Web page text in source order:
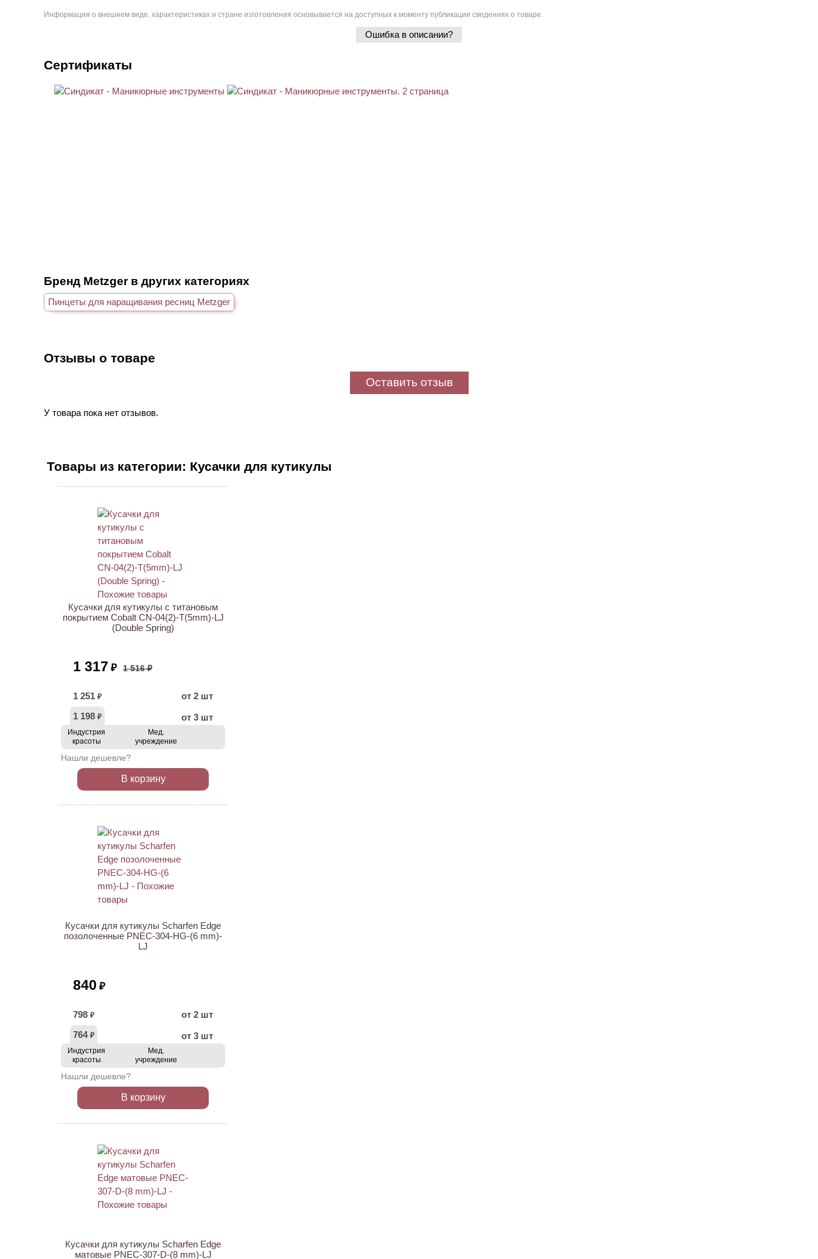
Информация о внешнем виде, характеристиках и стране изготовления основывается на доступных к моменту публикации сведениях о товаре.
Ошибка в описании?
Сертификаты
Бренд Metzger в других категориях
Пинцеты для наращивания ресниц Metzger
Отзывы о товаре
Оставить отзыв
У товара пока нет отзывов.
Товары из категории: Кусачки для кутикулы
Кусачки для кутикулы с титановым
покрытием Cobalt CN-04(2)-T(5mm)-LJ
(Double Spring)
1 317 ₽ 1 516 ₽
1 251 ₽
от 2 шт
1 198 ₽ от 3 шт
Индустрия
красоты
Мед.
учреждение
Нашли дешевле?
В корзину
Кусачки для кутикулы Scharfen Edge
позолоченные PNEC-304-HG-(6 mm)-
LJ
840 ₽
798 ₽
от 2 шт
764 ₽ от 3 шт
Индустрия
красоты
Мед.
учреждение
Нашли дешевле?
В корзину
Кусачки для кутикулы Scharfen Edge
матовые PNEC-307-D-(8 mm)-LJ